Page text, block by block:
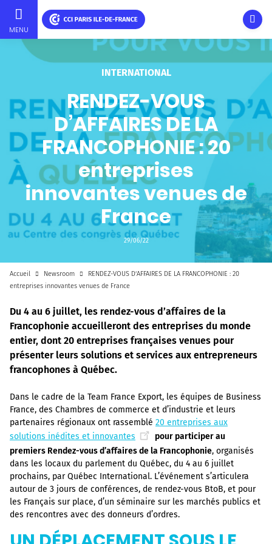
MENU
INTERNATIONAL
RENDEZ-VOUS
D’AFFAIRES DE LA
FRANCOPHONIE : 20
entreprises
innovantes venues de
France
29/06/22
Accueil Newsroom
RENDEZ-VOUS D’AFFAIRES DE LA FRANCOPHONIE : 20
entreprises innovantes venues de France
Du 4 au 6 juillet, les rendez-vous d’affaires de la
Francophonie accueilleront des entreprises du monde
entier, dont 20 entreprises françaises venues pour
présenter leurs solutions et services aux entrepreneurs
francophones à Québec.
Dans le cadre de la Team France Export, les équipes de Business
France, des Chambres de commerce et d’industrie et leurs
partenaires régionaux ont rassemblé 20 entreprises aux
solutions inédites et innovantes
pour participer au
premiers Rendez-vous d’affaires de la Francophonie, organisés
dans les locaux du parlement du Québec, du 4 au 6 juillet
prochains, par Québec International. L’événement s’articulera
autour de 3 jours de conférences, de rendez-vous BtoB, et pour
les Français sur place, d’un séminaire sur les marchés publics et
des rencontres avec des donneurs d’ordres.